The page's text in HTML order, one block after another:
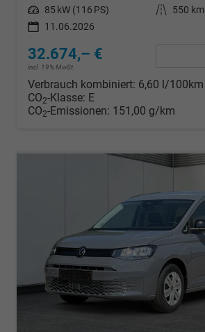
Leistung 85 kW (116 PS) Kilometerstand
550 km
11.06.2026
32.674,– €
incl. 19% MwSt.
Verbrauch kombiniert: 6,60 l/100km
CO2-Klasse: E
CO2-Emissionen: 151,00 g/km